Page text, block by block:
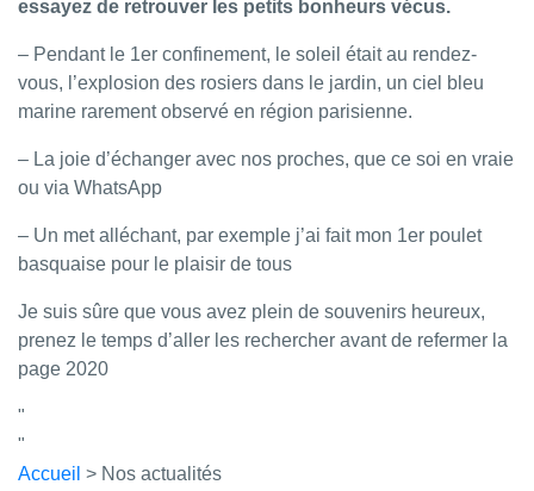
essayez de retrouver les petits bonheurs vécus.
– Pendant le 1er confinement, le soleil était au rendez-
vous, l’explosion des rosiers dans le jardin, un ciel bleu
marine rarement observé en région parisienne.
– La joie d’échanger avec nos proches, que ce soi en vraie
ou via WhatsApp
– Un met alléchant, par exemple j’ai fait mon 1er poulet
basquaise pour le plaisir de tous
Je suis sûre que vous avez plein de souvenirs heureux,
prenez le temps d’aller les rechercher avant de refermer la
page 2020
Accueil > Nos actualités